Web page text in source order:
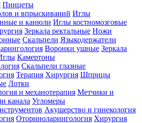
Пинцеты
и впрыскиваний Иглы
и канюли Иглы костномозговые
Зеркала ректальные Ножи
Скальпели Языкодержатели
Воронки ушные Зеркала
Камертоны
Скальпели глазные
Терапия Хирургия Шприцы
Лотки
и механотерапия Метчики и
канала Угломеры
Акушерство и гинекология
Оториноларингология Хирургия